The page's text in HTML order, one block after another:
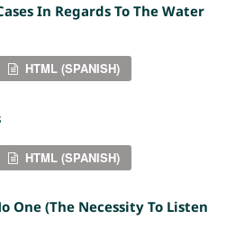
In Regards To The Water
HTML (SPANISH)
HTML (SPANISH)
One (The Necessity To Listen